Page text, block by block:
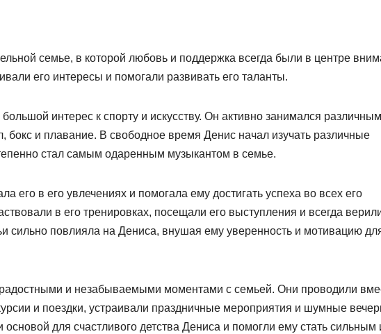
семье, в которой любовь и поддержка всегда были в центре
его интересы и помогали развивать его таланты.
интерес к спорту и искусству. Он активно занимался
бокс и плавание. В свободное время Денис начал изучать различные
стал самым одаренным музыкантом в семье.
его в его увлечениях и помогала ему достигать успеха во всех его
в его тренировках, посещали его выступления и всегда
сильно повлияла на Дениса, внушая ему уверенность и мотивацию
и незабываемыми моментами с семьей. Они проводили
и поездки, устраивали праздничные мероприятия и шумные
для счастливого детства Дениса и помогли ему стать сильным